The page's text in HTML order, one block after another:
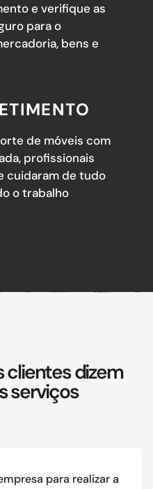
e verifique as
para o
bens e
de móveis com
profissionais
cuidaram de tudo
o trabalho
clientes dizem
serviços
para realizar a